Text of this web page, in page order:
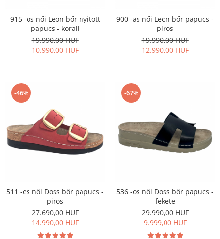
915 -ös női Leon bőr nyitott
papucs - korall
19.990,00 HUF
10.990,00 HUF
900 -as női Leon bőr papucs -
piros
19.990,00 HUF
12.990,00 HUF
-46%
511 -es női Doss bőr papucs -
piros
27.690,00 HUF
14.990,00 HUF
-67%
536 -os női Doss bőr papucs -
fekete
29.990,00 HUF
9.999,00 HUF